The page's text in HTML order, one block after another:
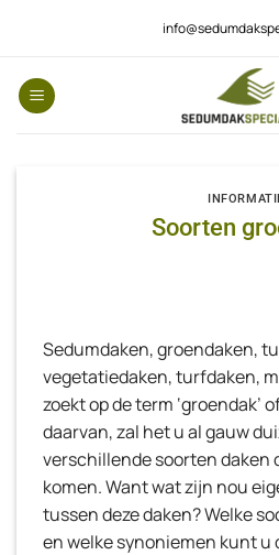
Soorten
Sedumdaken, groendaken,
vegetatiedaken, turfdaken,
zoekt op de term ‘groendak’
daarvan, zal het u al gauw
verschillende soorten daken
komen. Want wat zijn nou
tussen deze daken? Welke
en welke synoniemen kunt u